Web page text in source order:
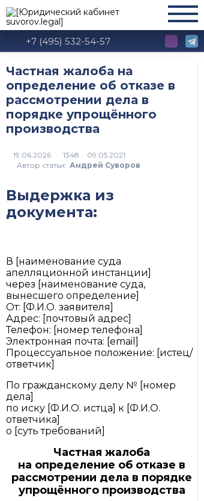
+7 (495) 532-54-57
Частная жалоба на
определение об отказе в
рассмотрении дела в
порядке упрощённого
производства
1348
Автор статьи: Андрей Суворов
Выдержка из
документа:
В [наименование суда
апелляционной инстанции]
через [наименование суда,
вынесшего определение]
От: [Ф.И.О. заявителя]
Адрес: [почтовый адрес]
Телефон: [номер телефона]
Электронная почта: [email]
Процессуальное положение: [истец/
ответчик]
По гражданскому делу № [номер
дела]
по иску [Ф.И.О. истца] к [Ф.И.О.
ответчика]
о [суть требований]
Частная жалоба
на определение об отказе в
рассмотрении дела в порядке
упрощённого производства